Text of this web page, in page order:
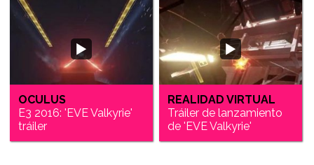
OCULUS
E3 2016: 'EVE Valkyrie'
tráiler
REALIDAD VIRTUAL
Tráiler de lanzamiento
de 'EVE Valkyrie'